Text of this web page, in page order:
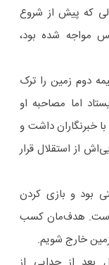
که پیش از شروع
مواجه شده بود،
دوم زمین را ترک
اما مصاحبه او
خبرنگاران داشت و
از استقلال قرار
بود و بازی کردن
است. هدف‌مان کسب
زمین خارج شویم.